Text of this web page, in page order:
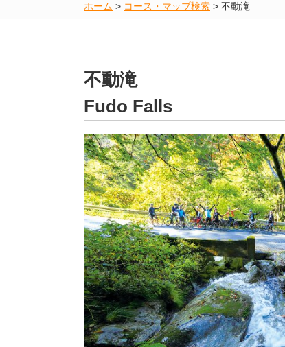
地図から検索
ホーム > コース・マップ検索 > 不動滝
不動滝
Fudo Falls